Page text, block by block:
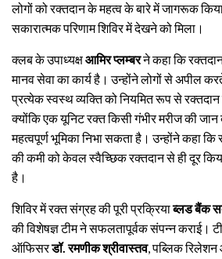
लोगों को रक्तदान के महत्व के बारे में जागरूक
सकारात्मक परिणाम शिविर में देखने को मिला।
क्लब के उपाध्यक्षआमिर प्लम्बरने कहा कि
मानव सेवा का कार्य है। उन्होंने लोगों से अपील
प्रत्येक स्वस्थ व्यक्ति को नियमित रूप से रक्तदान
क्योंकि एक यूनिट रक्त किसी गंभीर मरीज की जान
महत्वपूर्ण भूमिका निभा सकता है। उन्होंने कहा
की कमी को केवल स्वैच्छिक रक्तदान से ही दूर
है।
शिविर में रक्त संग्रह की पूरी प्रक्रियाब्लड बैंक
की विशेषज्ञ टीम ने सफलतापूर्वक संपन्न कराई।
ऑफिसरडॉ. रमणीक श्रीवास्तव, पब्लिक